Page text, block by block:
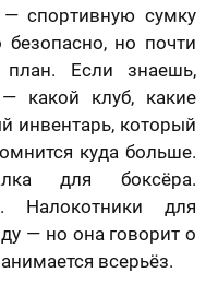
спортивную сумку
но почти
план. Если знаешь,
какой клуб, какие
инвентарь, который
куда больше.
для боксёра.
Налокотники для
— но она говорит о
всерьёз.